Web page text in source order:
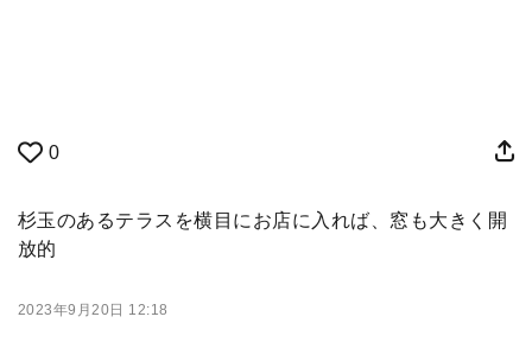
0
杉玉のあるテラスを横目にお店に入れば、窓も大きく開
放的
2023年9月20日 12:18